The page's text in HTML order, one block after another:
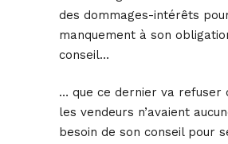
des dommages-intérêts
manquement à son
conseil…
… que ce dernier va refuser
les vendeurs n’avaient
besoin de son conseil pour